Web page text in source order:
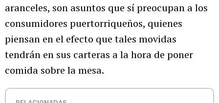
aranceles, son asuntos que sí preocupan a los
consumidores puertorriqueños, quienes
piensan en el efecto que tales movidas
tendrán en sus carteras a la hora de poner
comida sobre la mesa.